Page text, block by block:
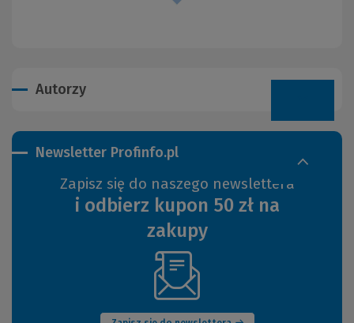
Autorzy
Newsletter Profinfo.pl
Zapisz się do naszego newslettera
i odbierz kupon 50 zł na
zakupy
(Nowe
okno)